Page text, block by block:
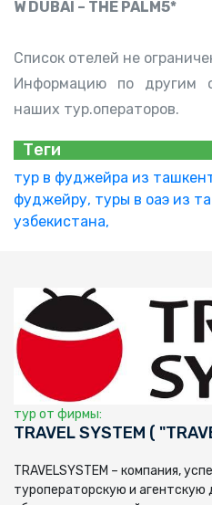
W DUBAI – THE PALM5*
Список отелей не
Информацию по другим
наших тур.операторов.
Теги
тур в фуджейра из
фуджейру, туры в оаэ из
узбекистана,
тур от фирмы:
TRAVEL SYSTEM (
TRAVELSYSTEM – компания,
туроператорскую и агентскую